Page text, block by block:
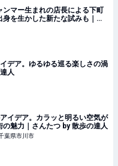
ンマー生まれの店長による下町
を生かした新たな試みも｜さ
デア。ゆるゆる巡る楽しさの渦
人
イデア。カラッと明るい空気が
魅力｜さんたつ by 散歩の達人
葉県市川市